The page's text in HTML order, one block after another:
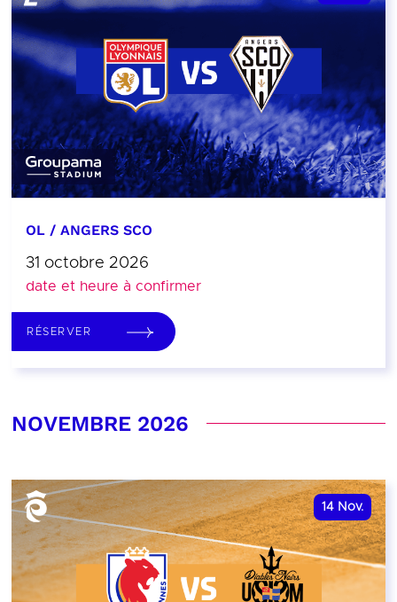
OL / ANGERS SCO
31 octobre 2026
date et heure à confirmer
RÉSERVER
NOVEMBRE 2026
14 Nov.